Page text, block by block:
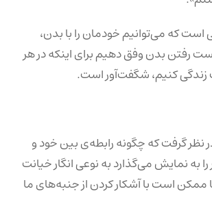
که می‌توانیم خودمان را با بدن،
رفتن بدن وفق دهیم برای اینکه در هر
زندگی کنیم، شگفت‌آور است.
نظر گرفت که چگونه رابطه‌ی بین خود و
به نمایش می‌گذارد به نوعی انگار خیانت
است با آشکار کردن از جنبه‌های ما